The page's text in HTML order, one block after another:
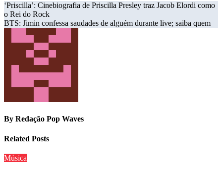
Post
navigation
‘Priscilla’: Cinebiografia de Priscilla Presley traz Jacob Elordi como
o Rei do Rock
BTS: Jimin confessa saudades de alguém durante live; saiba quem
By Redação Pop Waves
Related Posts
Música